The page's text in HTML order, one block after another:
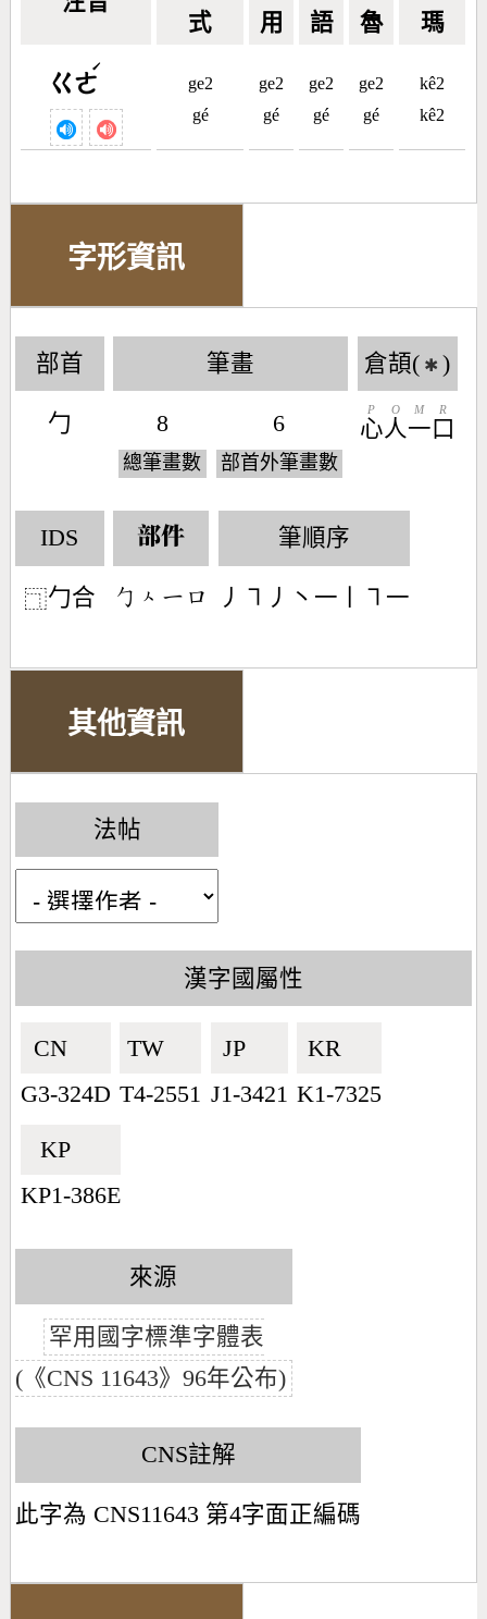
式 用 語 魯 瑪
ㄍㄜ
ˊ
ge2
gé
ge2
gé
ge2
gé
ge2
gé
kê2
kê2
字形資訊
部首
勹
筆畫
8
總筆畫數
6
部首外筆畫數
倉頡( ✱ )
心
P
人
O
一
M
口
R
IDS
⿹勹合
部件
󶀿󶀮󶀀󶁶
筆順序
丿㇕丿丶一丨㇕一
其他資訊
法帖
漢字國屬性
CN🇨🇳
G3-324D
TW🇹🇼
T4-2551
JP🇯🇵
J1-3421
KR🇰🇷
K1-7325
KP🇰🇵
KP1-386E
來源
罕用國字標準字體表
(《CNS 11643》96年公布)
CNS註解
此字為 CNS11643 第4字面正編碼